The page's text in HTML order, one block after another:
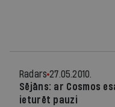
Radars 27.05.2010.
Sējāns: ar Cosmos
ieturēt pauzi